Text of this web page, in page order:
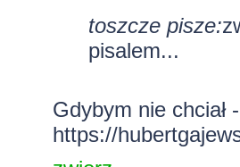
toszcze pisze:
pisalem...
Gdybym nie chciał
https://